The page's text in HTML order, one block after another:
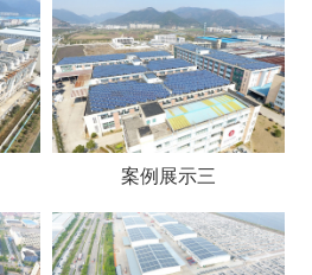
案例展示三